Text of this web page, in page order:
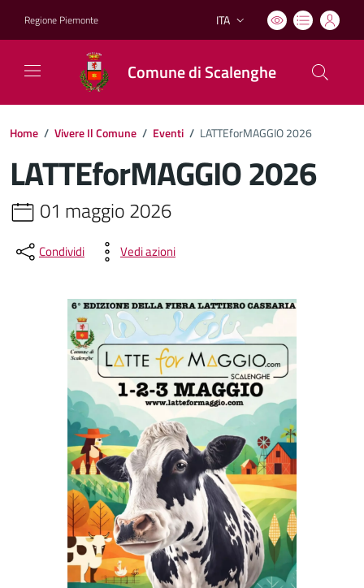
Regione Piemonte Lingua attiva:
ITA
Comune di Scalenghe
Home / Vivere Il Comune / Eventi / LATTEforMAGGIO 2026
LATTEforMAGGIO 2026
01 maggio 2026
Condividi Vedi azioni